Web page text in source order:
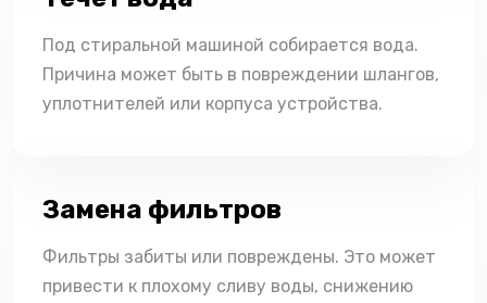
Под стиральной машиной собирается вода.
Причина может быть в повреждении шлангов,
уплотнителей или корпуса устройства.
Замена фильтров
Фильтры забиты или повреждены. Это может
привести к плохому сливу воды, снижению